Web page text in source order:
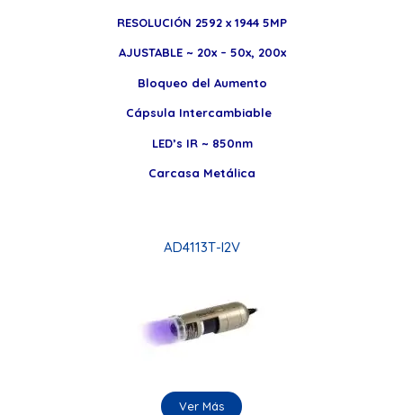
RESOLUCIÓN 2592 x 1944 5MP
AJUSTABLE ~ 20x – 50x, 200x
Bloqueo del Aumento
Cápsula Intercambiable
LED’s IR ~ 850nm
Carcasa Metálica
AD4113T-I2V
Ver Más